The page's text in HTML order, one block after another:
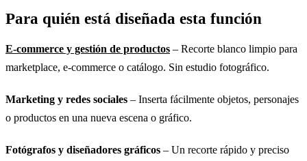
Para quién está diseñada esta función
E-commerce y gestión de productos – Recorte blanco limpio para
marketplace, e-commerce o catálogo. Sin estudio fotográfico.
Marketing y redes sociales – Inserta fácilmente objetos, personajes
o productos en una nueva escena o gráfico.
Fotógrafos y diseñadores gráficos – Un recorte rápido y preciso